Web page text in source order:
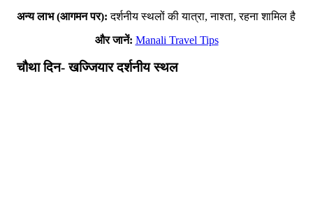
अन्य लाभ (आगमन पर): दर्शनीय स्थलों की यात्रा, नाश्ता, रहना शामिल है
और जानें: Manali Travel Tips
चौथा दिन- खज्जियार दर्शनीय स्थल